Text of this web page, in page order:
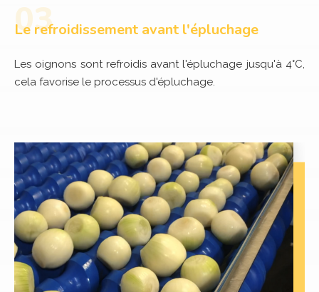
Le refroidissement avant l'épluchage
Les oignons sont refroidis avant l'épluchage jusqu'à 4°C,
cela favorise le processus d'épluchage.